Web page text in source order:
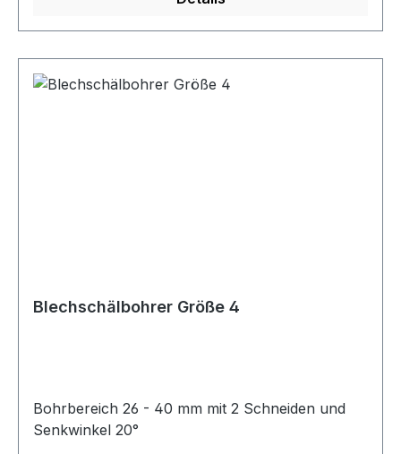
Blechschälbohrer Größe 4
Bohrbereich 26 - 40 mm mit 2 Schneiden und
Senkwinkel 20°